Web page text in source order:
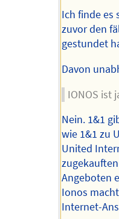
Ich finde es
zuvor den
gestundet
Davon
IONOS ist
Nein. 1&1
wie 1&1 zu
United
Angeboten
Ionos
Internet-